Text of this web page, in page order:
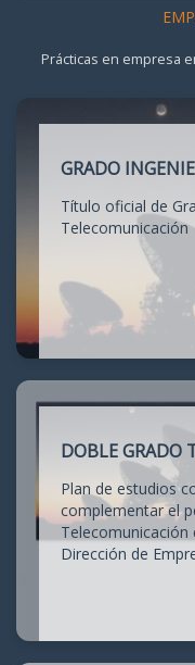
Prácticas en empresa
GRADO
Título oficial de
Telecomunicación
DOBLE GRADO
Plan de estudios
complementar el
Telecomunicación
Dirección de